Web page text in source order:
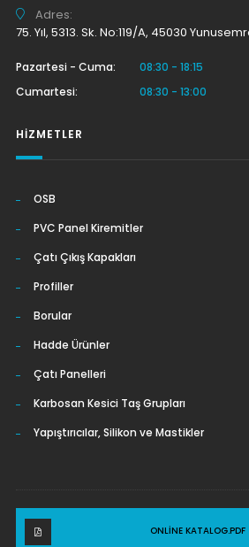
Adres:
75. Yıl, 5313. Sk. No:119/A, 45030
Pazartesi - Cuma:
08:30 - 18:15
Cumartesi:
08:30 - 13:00
HIZMETLER
OSB
PVC Panel Kiremitler
Çatı Çıkış Kapakları
Profiller
Borular
Hadde Ürünler
Çatı Panelleri
Karbosan Kesici Taş Grupları
Yapıştırıcılar, Silikon ve Mastikler
ONLINE KATALOG.PDF